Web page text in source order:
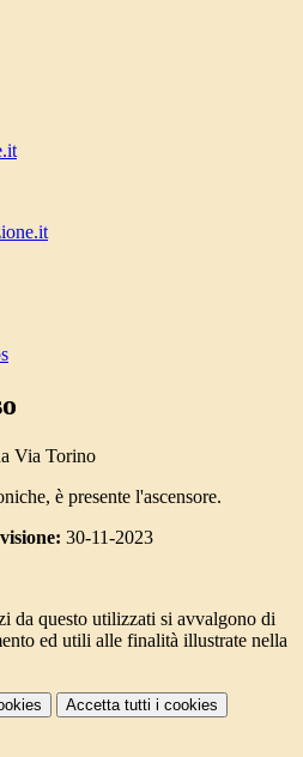
Via Torino
è presente l'ascensore.
30-11-2023
da questo utilizzati si avvalgono di
ed utili alle finalità illustrate nella
Accetta tutti i cookies